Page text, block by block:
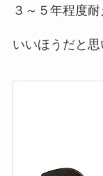
３～５年程度
いいほうだと思